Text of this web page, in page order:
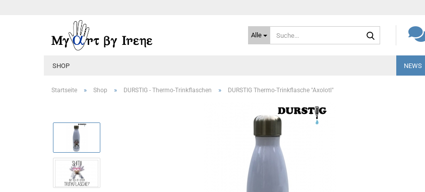
Alle
SHOP NEWS
Startseite » Shop » DURSTIG - Thermo-Trinkflaschen » DURSTIG Thermo-Trinkflasche "Axolotl"